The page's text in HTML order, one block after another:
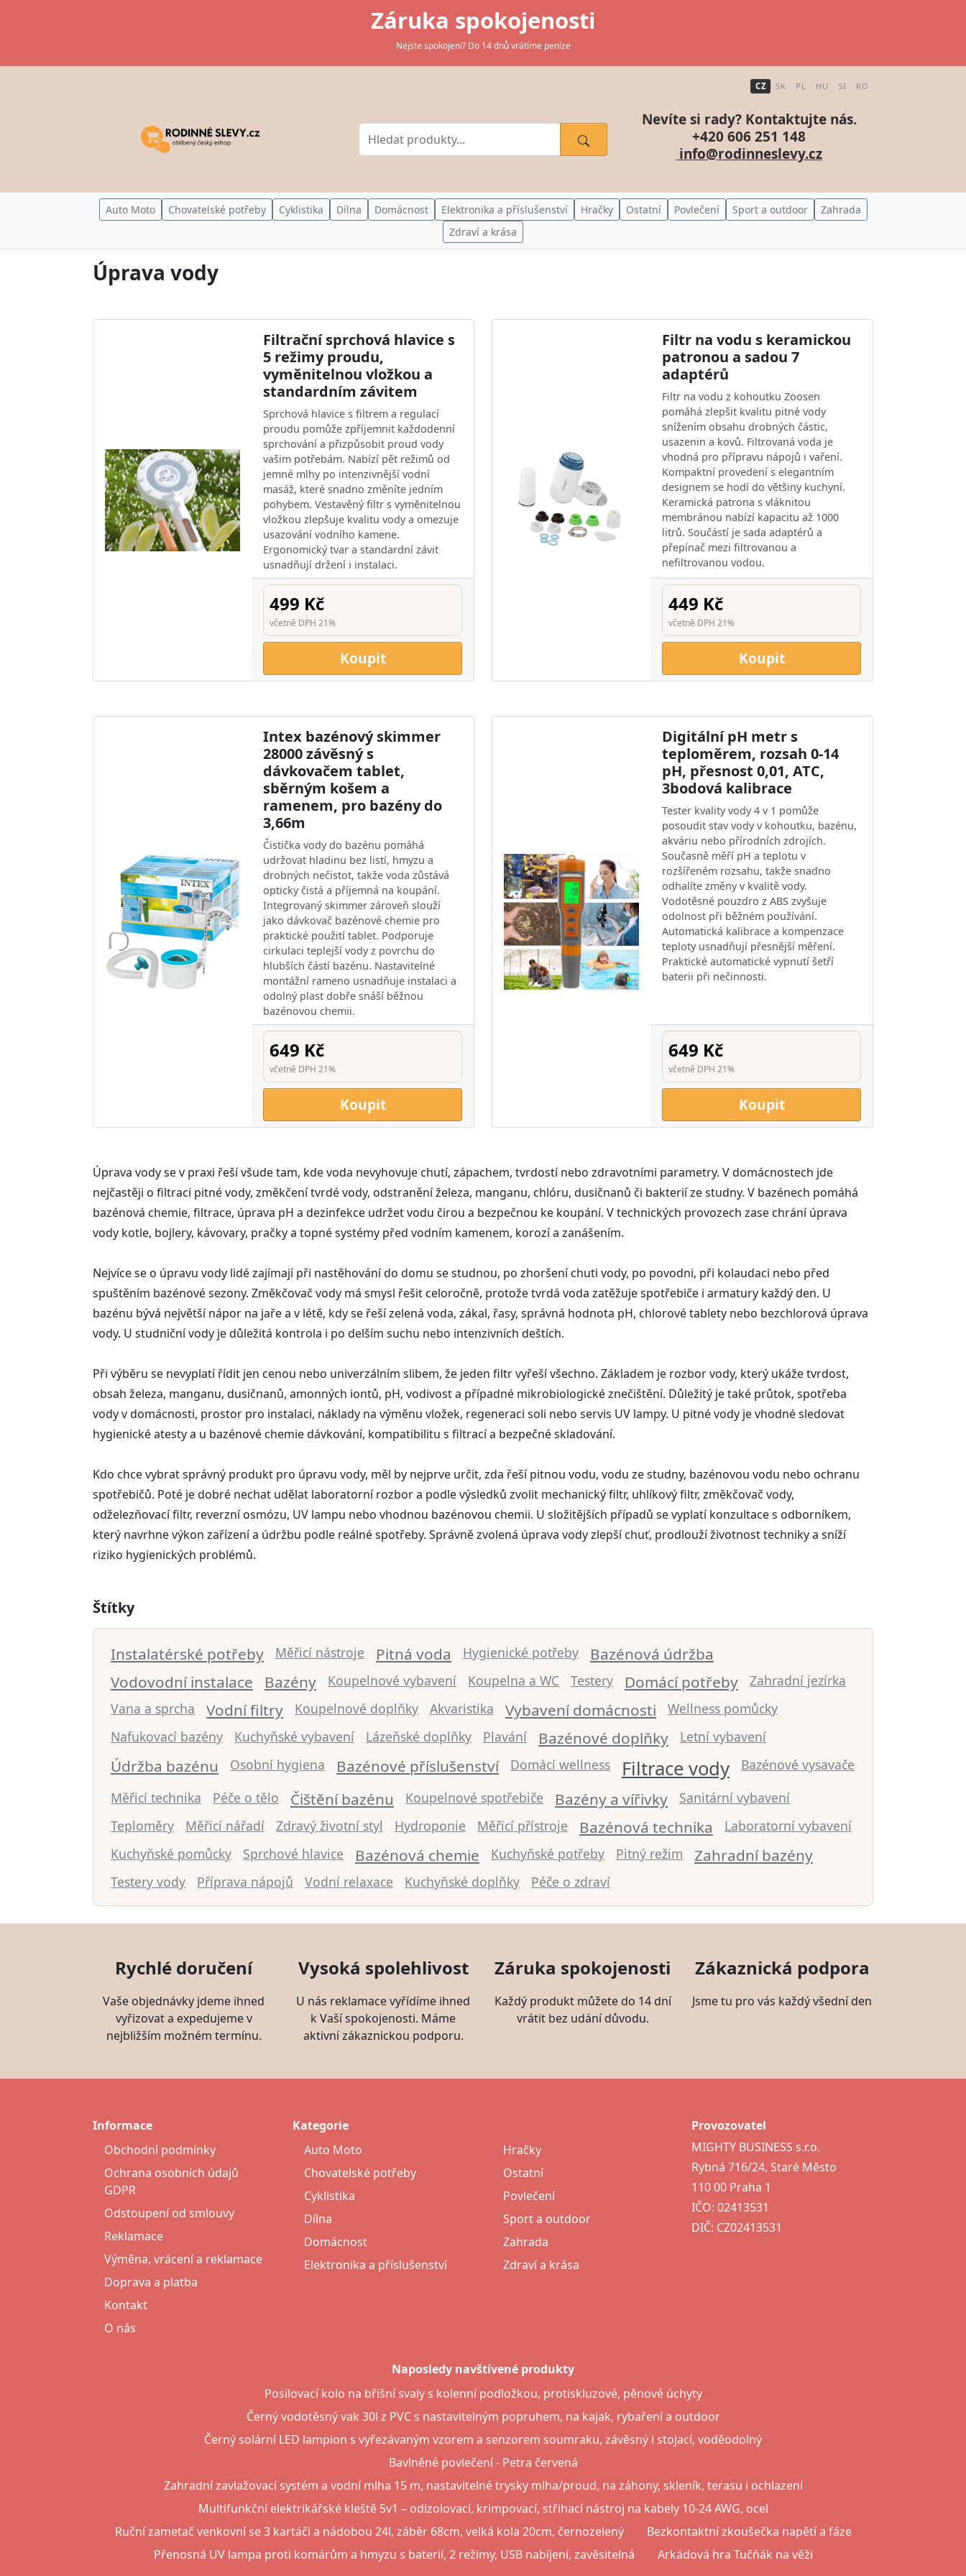
Záruka spokojenosti
Nejste spokojeni? Do 14 dnů vrátíme peníze
CZ SK PL HU SI RO
Nevíte si rady? Kontaktujte nás.
+420 606 251 148
info@rodinneslevy.cz
Auto Moto Chovatelské potřeby Cyklistika Dílna Domácnost Elektronika a příslušenství Hračky Ostatní Povlečení Sport a outdoor
Zahrada
Zdraví a krása
Úprava vody
Filtrační sprchová hlavice s
5 režimy proudu,
vyměnitelnou vložkou a
standardním závitem
Sprchová hlavice s filtrem a regulací
proudu pomůže zpříjemnit každodenní
sprchování a přizpůsobit proud vody
vašim potřebám. Nabízí pět režimů od
jemné mlhy po intenzivnější vodní
masáž, které snadno změníte jedním
pohybem. Vestavěný filtr s vyměnitelnou
vložkou zlepšuje kvalitu vody a omezuje
usazování vodního kamene.
Ergonomický tvar a standardní závit
usnadňují držení i instalaci.
499 Kč
včetně DPH 21%
Koupit
Filtr na vodu s keramickou
patronou a sadou 7
adaptérů
Filtr na vodu z kohoutku Zoosen
pomáhá zlepšit kvalitu pitné vody
snížením obsahu drobných částic,
usazenin a kovů. Filtrovaná voda je
vhodná pro přípravu nápojů i vaření.
Kompaktní provedení s elegantním
designem se hodí do většiny kuchyní.
Keramická patrona s vláknitou
membránou nabízí kapacitu až 1000
litrů. Součástí je sada adaptérů a
přepínač mezi filtrovanou a
nefiltrovanou vodou.
449 Kč
včetně DPH 21%
Koupit
Intex bazénový skimmer
28000 závěsný s
dávkovačem tablet,
sběrným košem a
ramenem, pro bazény do
3,66m
Čistička vody do bazénu pomáhá
udržovat hladinu bez listí, hmyzu a
drobných nečistot, takže voda zůstává
opticky čistá a příjemná na koupání.
Integrovaný skimmer zároveň slouží
jako dávkovač bazénové chemie pro
praktické použití tablet. Podporuje
cirkulaci teplejší vody z povrchu do
hlubších částí bazénu. Nastavitelné
montážní rameno usnadňuje instalaci a
odolný plast dobře snáší běžnou
bazénovou chemii.
649 Kč
včetně DPH 21%
Koupit
Digitální pH metr s
teploměrem, rozsah 0-14
pH, přesnost 0,01, ATC,
3bodová kalibrace
Tester kvality vody 4 v 1 pomůže
posoudit stav vody v kohoutku, bazénu,
akváriu nebo přírodních zdrojích.
Současně měří pH a teplotu v
rozšířeném rozsahu, takže snadno
odhalíte změny v kvalitě vody.
Vodotěsné pouzdro z ABS zvyšuje
odolnost při běžném používání.
Automatická kalibrace a kompenzace
teploty usnadňují přesnější měření.
Praktické automatické vypnutí šetří
baterii při nečinnosti.
649 Kč
včetně DPH 21%
Koupit
Úprava vody se v praxi řeší všude tam, kde voda nevyhovuje chutí, zápachem, tvrdostí nebo zdravotními parametry. V domácnostech jde
nejčastěji o filtraci pitné vody, změkčení tvrdé vody, odstranění železa, manganu, chlóru, dusičnanů či bakterií ze studny. V bazénech pomáhá
bazénová chemie, filtrace, úprava pH a dezinfekce udržet vodu čirou a bezpečnou ke koupání. V technických provozech zase chrání úprava
vody kotle, bojlery, kávovary, pračky a topné systémy před vodním kamenem, korozí a zanášením.
Nejvíce se o úpravu vody lidé zajímají při nastěhování do domu se studnou, po zhoršení chuti vody, po povodni, při kolaudaci nebo před
spuštěním bazénové sezony. Změkčovač vody má smysl řešit celoročně, protože tvrdá voda zatěžuje spotřebiče i armatury každý den. U
bazénu bývá největší nápor na jaře a v létě, kdy se řeší zelená voda, zákal, řasy, správná hodnota pH, chlorové tablety nebo bezchlorová úprava
vody. U studniční vody je důležitá kontrola i po delším suchu nebo intenzivních deštích.
Při výběru se nevyplatí řídit jen cenou nebo univerzálním slibem, že jeden filtr vyřeší všechno. Základem je rozbor vody, který ukáže tvrdost,
obsah železa, manganu, dusičnanů, amonných iontů, pH, vodivost a případné mikrobiologické znečištění. Důležitý je také průtok, spotřeba
vody v domácnosti, prostor pro instalaci, náklady na výměnu vložek, regeneraci soli nebo servis UV lampy. U pitné vody je vhodné sledovat
hygienické atesty a u bazénové chemie dávkování, kompatibilitu s filtrací a bezpečné skladování.
Kdo chce vybrat správný produkt pro úpravu vody, měl by nejprve určit, zda řeší pitnou vodu, vodu ze studny, bazénovou vodu nebo ochranu
spotřebičů. Poté je dobré nechat udělat laboratorní rozbor a podle výsledků zvolit mechanický filtr, uhlíkový filtr, změkčovač vody,
odželezňovací filtr, reverzní osmózu, UV lampu nebo vhodnou bazénovou chemii. U složitějších případů se vyplatí konzultace s odborníkem,
který navrhne výkon zařízení a údržbu podle reálné spotřeby. Správně zvolená úprava vody zlepší chuť, prodlouží životnost techniky a sníží
riziko hygienických problémů.
Štítky
Instalatérské potřeby Měřicí nástroje Pitná voda Hygienické potřeby
Bazénová údržba
Vodovodní instalace
Bazény Koupelnové vybavení Koupelna a WC Testery Domácí potřeby
Zahradní jezírka
Vana a sprcha
Vodní filtry Koupelnové doplňky Akvaristika Vybavení domácnosti
Wellness pomůcky
Nafukovací bazény
Kuchyňské vybavení Lázeňské doplňky Plavání Bazénové doplňky Letní vybavení
Údržba bazénu Osobní hygiena Bazénové příslušenství Domácí wellness Filtrace vody
Bazénové vysavače
Měřicí technika
Péče o tělo Čištění bazénu Koupelnové spotřebiče Bazény a vířivky
Sanitární vybavení
Teploměry
Měřicí nářadí Zdravý životní styl Hydroponie Měřicí přístroje Bazénová technika
Laboratorní vybavení
Kuchyňské pomůcky
Sprchové hlavice Bazénová chemie Kuchyňské potřeby Pitný režim Zahradní bazény
Testery vody Příprava nápojů Vodní relaxace Kuchyňské doplňky Péče o zdraví
Rychlé doručení
Vaše objednávky jdeme ihned
vyřizovat a expedujeme v
nejbližším možném termínu.
Vysoká spolehlivost
U nás reklamace vyřídíme ihned
k Vaší spokojenosti. Máme
aktivní zákaznickou podporu.
Záruka spokojenosti
Každý produkt můžete do 14 dní
vrátit bez udání důvodu.
Zákaznická podpora
Jsme tu pro vás každý všední den
Informace
Obchodní podmínky
Ochrana osobních údajů
GDPR
Odstoupení od smlouvy
Reklamace
Výměna, vrácení a reklamace
Doprava a platba
Kontakt
O nás
Kategorie
Auto Moto
Chovatelské potřeby
Cyklistika
Dílna
Domácnost
Elektronika a příslušenství
Hračky
Ostatní
Povlečení
Sport a outdoor
Zahrada
Zdraví a krása
Provozovatel
MIGHTY BUSINESS s.r.o.
Rybná 716/24, Staré Město
110 00 Praha 1
IČO: 02413531
DIČ: CZ02413531
Naposledy navštívené produkty
Posilovací kolo na břišní svaly s kolenní podložkou, protiskluzové, pěnové úchyty
Černý vodotěsný vak 30l z PVC s nastavitelným popruhem, na kajak, rybaření a outdoor
Černý solární LED lampion s vyřezávaným vzorem a senzorem soumraku, závěsný i stojací, voděodolný
Bavlněné povlečení - Petra červená
Zahradní zavlažovací systém a vodní mlha 15 m, nastavitelné trysky mlha/proud, na záhony, skleník, terasu i ochlazení
Multifunkční elektrikářské kleště 5v1 – odizolovací, krimpovací, střihací nástroj na kabely 10-24 AWG, ocel
Ruční zametač venkovní se 3 kartáči a nádobou 24l, záběr 68cm, velká kola 20cm, černozelený
Bezkontaktní zkoušečka napětí a fáze
Přenosná UV lampa proti komárům a hmyzu s baterií, 2 režimy, USB nabíjení, zavěsitelná
Arkádová hra Tučňák na věži